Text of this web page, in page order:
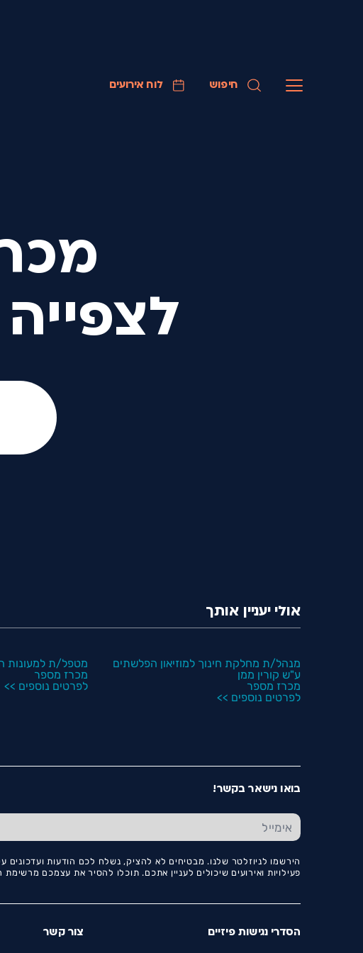
לוח אירועים חיפוש
אולי יעניין אותך
מנהל/ת מחלקת חינוך למוזיאון הפלשתים
ע"ש קורין ממן
מכרז מספר
לפרטים נוספים >>
מטפל/ת למעונות
מכרז מספר
לפרטים נוספים >>
בואו נישאר בקשר!
הירשמו לניוזלטר שלנו. מבטיחים לא להציק, נשלח לכם הודעות ועדכונים
פעילויות ואירועים שיכולים לעניין אתכם. תוכלו להסיר את עצמכם
הסדרי נגישות פיזיים צור קשר